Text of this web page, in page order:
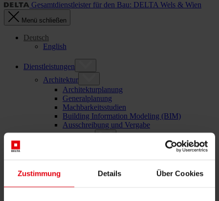
Zustimmung Details Über Cookies
Gesamtdienstleister für den Bau: DELTA Wels & Wien
Menü schließen
Deutsch
English
Dienstleistungen
Architektur
Architekturplanung
Generalplanung
Machbarkeitsstudien
Building Information Modeling (BIM)
Ausschreibung und Vergabe
Projektsteuerung und Projektleitung